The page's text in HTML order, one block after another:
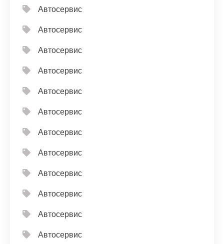
Автосервис
Автосервис
Автосервис
Автосервис
Автосервис
Автосервис
Автосервис
Автосервис
Автосервис
Автосервис
Автосервис
Автосервис